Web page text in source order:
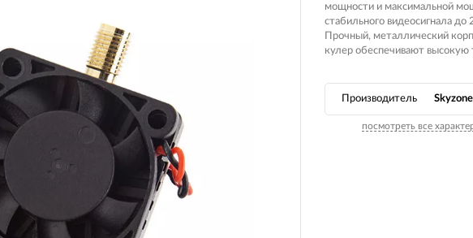
мощности и максимальной
стабильного видеосигнала
Прочный, металлический
кулер обеспечивают высокую
Производитель Skyzone
посмотреть все